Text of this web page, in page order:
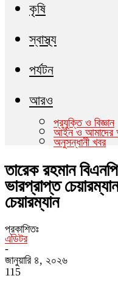
কৃষি
স্বাস্থ্য
পর্যটন
আরও
প্রযুক্তি ও বিজ্ঞান
আইন ও আমাদের
অনুসন্ধানী খবর
তারেক রহমান
ভারপ্রাপ্ত
চেয়ারম্যান
প্রকাশিতঃ
এডিটর
-
জানুয়ারি ৪, ২০২৬
115